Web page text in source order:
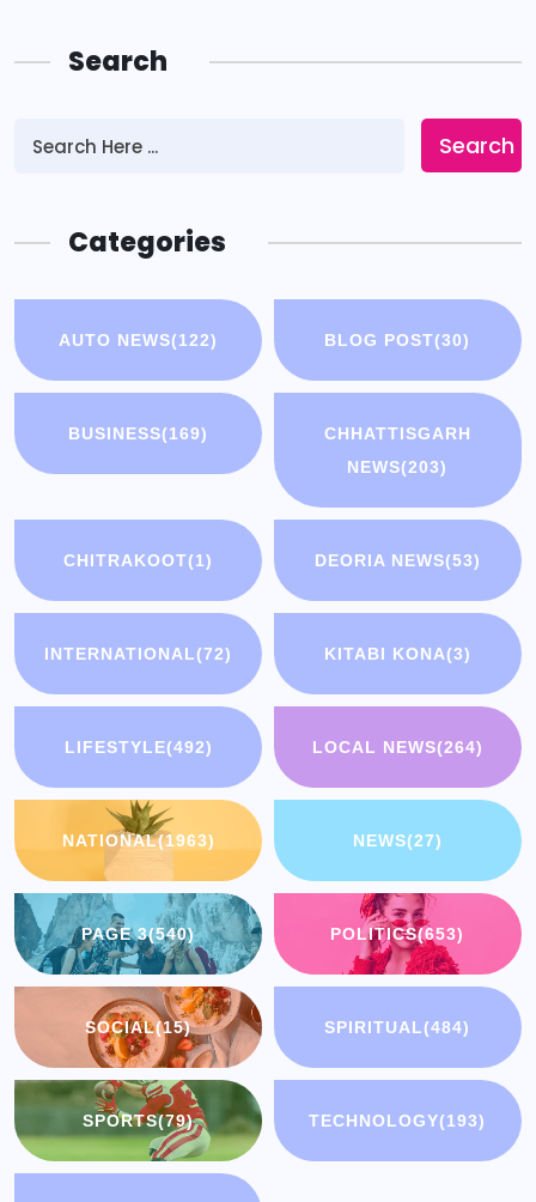
Search
Search
Categories
AUTO NEWS(122) BLOG POST(30)
BUSINESS(169)
CHHATTISGARH
NEWS(203)
CHITRAKOOT(1) DEORIA NEWS(53)
INTERNATIONAL(72) KITABI KONA(3)
LIFESTYLE(492) LOCAL NEWS(264)
NATIONAL(1963) NEWS(27)
PAGE 3(540) POLITICS(653)
SOCIAL(15) SPIRITUAL(484)
SPORTS(79) TECHNOLOGY(193)